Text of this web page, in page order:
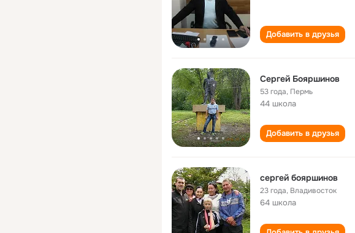
Добавить в друзья
Сергей Бояршинов
53 года, Пермь
44 школа
Добавить в друзья
сергей бояршинов
23 года, Владивосток
64 школа